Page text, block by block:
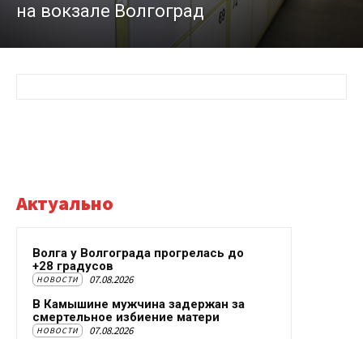
на вокзале Волгоград
Актуально
Волга у Волгограда прогрелась до
+28 градусов
НОВОСТИ 07.08.2026
В Камышине мужчина задержан за
смертельное избиение матери
НОВОСТИ 07.08.2026